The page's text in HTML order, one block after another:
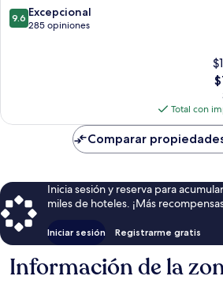
9.6
de
9.6 Excepcional
285 opiniones
El
Total con
Comparar
Inicia sesión y reserva para
miles de hoteles. ¡Más
Iniciar sesión Registrarme gratis
Información de la